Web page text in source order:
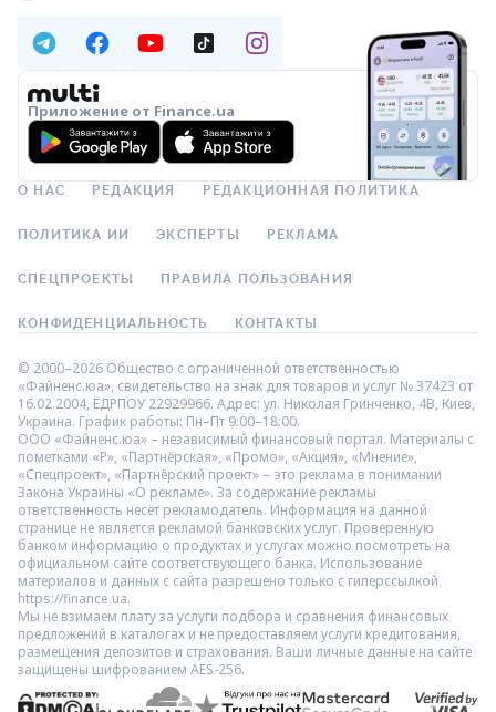
Приложение от Finance.ua
О НАС РЕДАКЦИЯ РЕДАКЦИОННАЯ ПОЛИТИКА
ПОЛИТИКА ИИ ЭКСПЕРТЫ РЕКЛАМА
СПЕЦПРОЕКТЫ ПРАВИЛА ПОЛЬЗОВАНИЯ
КОНФИДЕНЦИАЛЬНОСТЬ КОНТАКТЫ
© 2000–2026 Общество с ограниченной ответственностью
«Файненс.юа», свидетельство на знак для товаров и услуг № 37423 от
16.02.2004, ЕДРПОУ 22929966. Адрес: ул. Николая Гринченко, 4В, Киев,
Украина. График работы: Пн–Пт 9:00–18:00.
ООО «Файненс.юа» – независимый финансовый портал. Материалы с
пометками «Р», «Партнёрская», «Промо», «Акция», «Мнение»,
«Спецпроект», «Партнёрский проект» – это реклама в понимании
Закона Украины «О рекламе». За содержание рекламы
ответственность несёт рекламодатель. Информация на данной
странице не является рекламой банковских услуг. Проверенную
банком информацию о продуктах и услугах можно посмотреть на
официальном сайте соответствующего банка. Использование
материалов и данных с сайта разрешено только с гиперссылкой
https://finance.ua.
Мы не взимаем плату за услуги подбора и сравнения финансовых
предложений в каталогах и не предоставляем услуги кредитования,
размещения депозитов и страхования. Ваши личные данные на сайте
защищены шифрованием AES-256.